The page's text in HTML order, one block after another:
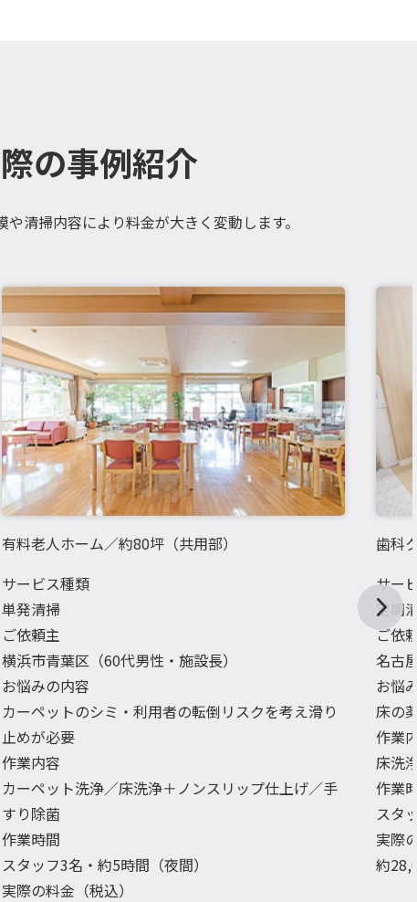
の事例紹介
清掃内容により料金が大きく変動します。
有料老人ホーム／約80坪（共用部）
サービス種類
単発清掃
ご依頼主
横浜市青葉区（60代男性・施設長）
お悩みの内容
カーペットのシミ・利用者の転倒リスクを考え滑り
止めが必要
作業内容
カーペット洗浄／床洗浄＋ノンスリップ仕上げ／手
すり除菌
作業時間
スタッフ3名・約5時間（夜間）
実際の料金（税込）
歯科
サー
定期
ご依
名古
お悩
床の
作業
床洗
作業
スタ
実際
約